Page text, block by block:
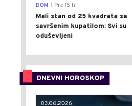
DOM Pre 15 h
Mali stan od 25 kvadrata sa
savršenim kupatilom: Svi su
oduševljeni
DNEVNI HOROSKOP
03.06.2026.